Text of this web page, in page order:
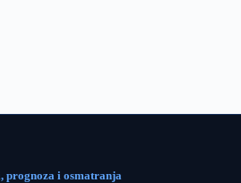
prognoza i osmatranja